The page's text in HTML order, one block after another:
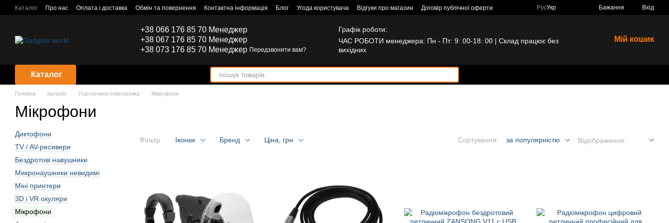
Перейти до основного контенту
Каталог Про нас Оплата і доставка Обмін та повернення Контактна інформація Блог Угода користувача Відгуки про магазин Договір публічної оферти РусУкр Бажання Вхід
+38 066 176 85 70 Менеджер
+38 067 176 85 70 Менеджер
+38 073 176 85 70 Менеджер Передзвонити вам?
Графік роботи:
ЧАС РОБОТИ менеджера: Пн - Пт: 9: 00-18: 00 | Склад працює без
вихідних
Мій кошик
Каталог
Головна Каталог Портативна електроніка Мікрофони
Мікрофони
Фільтр Іконки Бренд Ціна, грн Сортування: за популярністю Відображення:
Диктофони
TV / AV-ресивери
Бездротові навушники
Микронаушники невидимі
Міні принтери
3D і VR окуляри
Мікрофони